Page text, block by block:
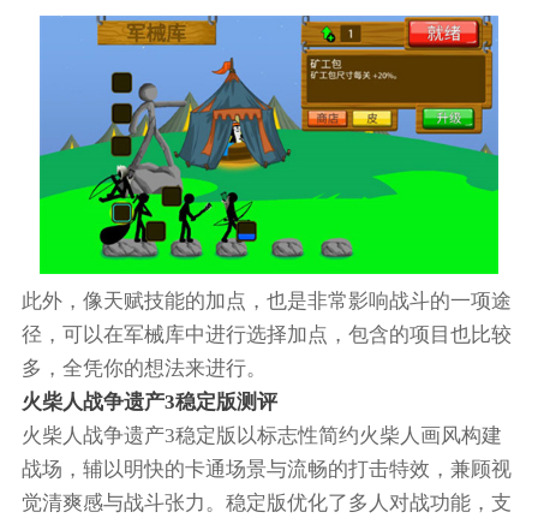
此外，像天赋技能的加点，也是非常影响战斗的一项途
径，可以在军械库中进行选择加点，包含的项目也比较
多，全凭你的想法来进行。
火柴人战争遗产3稳定版测评
火柴人战争遗产3稳定版以标志性简约火柴人画风构建
战场，辅以明快的卡通场景与流畅的打击特效，兼顾视
觉清爽感与战斗张力。稳定版优化了多人对战功能，支